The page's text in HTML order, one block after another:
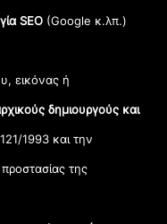
SEO (Google κ.λπ.)
εικόνας ή
δημιουργούς και
1993 και την
της